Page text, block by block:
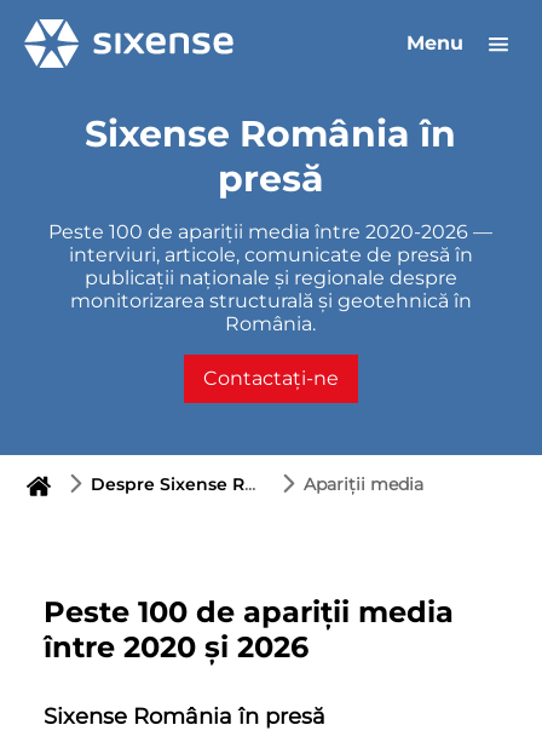
Menu
Sixense România în
presă
Peste 100 de apariții media între 2020-2026 —
interviuri, articole, comunicate de presă în
publicații naționale și regionale despre
monitorizarea structurală și geotehnică în
România.
Contactați-ne
Despre Sixense România Apariții media
Peste 100 de apariții media
între 2020 și 2026
Sixense România în presă